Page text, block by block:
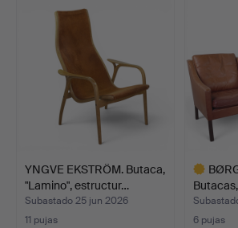
YNGVE EKSTRÖM. Butaca,
"Lamino", estructur…
Subastado 25 jun 2026
11 pujas
6 pujas